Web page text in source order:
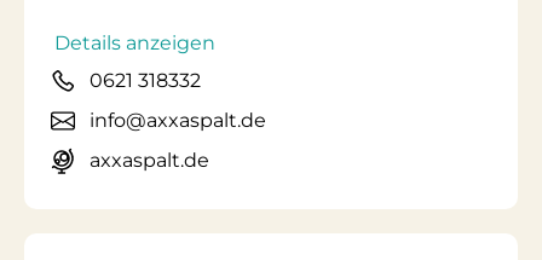
Details anzeigen
0621 318332
info@axxaspalt.de
axxaspalt.de